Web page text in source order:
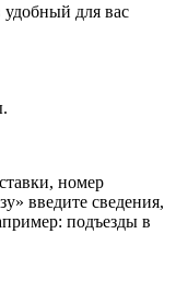
для вас
номер
введите сведения,
подъезды в